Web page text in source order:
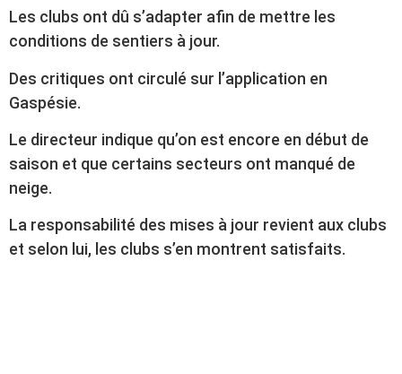
Les clubs ont dû s’adapter afin de mettre les
conditions de sentiers à jour.
Des critiques ont circulé sur l’application en
Gaspésie.
Le directeur indique qu’on est encore en début de
saison et que certains secteurs ont manqué de
neige.
La responsabilité des mises à jour revient aux clubs
et selon lui, les clubs s’en montrent satisfaits.